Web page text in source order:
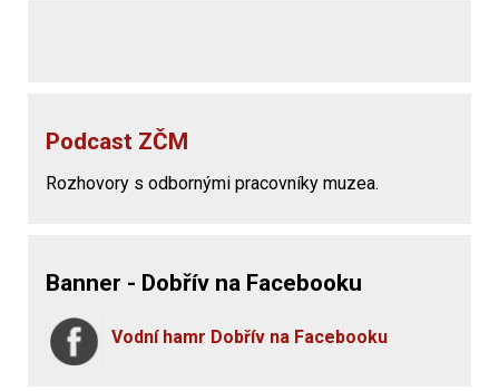
Podcast ZČM
Rozhovory s odbornými pracovníky muzea.
Banner - Dobřív na Facebooku
Vodní hamr Dobřív na Facebooku